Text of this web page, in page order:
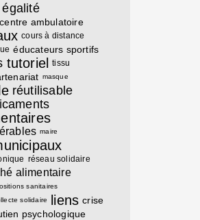
égalité
centre ambulatoire
cours à distance
éducateurs sportifs
tutoriel
tissu
masque
réutilisable
maire
réseau solidaire
alimentaire
sanitaires
solidaire liens crise
psychologique